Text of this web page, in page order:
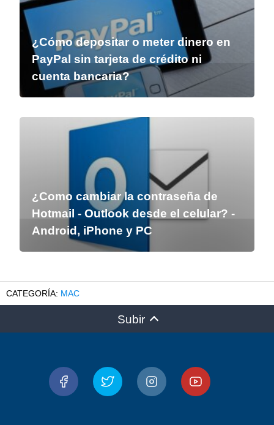
¿Cómo depositar o meter dinero en
PayPal sin tarjeta de crédito ni
cuenta bancaria?
¿Como cambiar la contraseña de
Hotmail - Outlook desde el celular? -
Android, iPhone y PC
MAC
Subir